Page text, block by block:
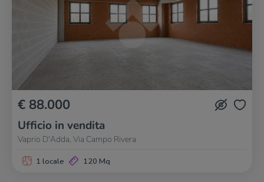
€ 88.000
Ufficio in vendita
Vaprio D'Adda, Via Campo Rivera
1 locale 120 Mq